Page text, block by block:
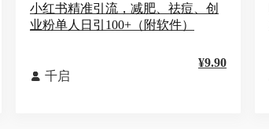
小红书精准引流，减肥、祛痘、创
业粉单人日引100+（附软件）
 千启
¥9.90